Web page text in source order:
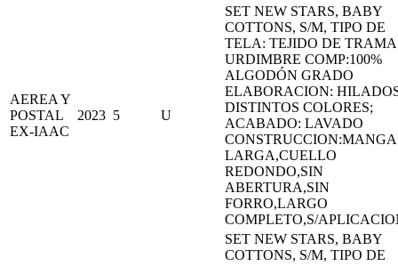
AEREA Y
POSTAL
EX-IAAC
2023 5 U
SET NEW STARS, BABY
COTTONS, S/M, TIPO DE
TELA: TEJIDO DE TRAMA
URDIMBRE COMP:100%
ALGODÓN GRADO
ELABORACION:
DISTINTOS COLORES;
ACABADO: LAVADO
CONSTRUCCION:MANGA
LARGA,CUELLO
REDONDO,SIN
ABERTURA,SIN
FORRO,LARGO
COMPLETO,S/
SET NEW STARS, BABY
COTTONS, S/M, TIPO DE